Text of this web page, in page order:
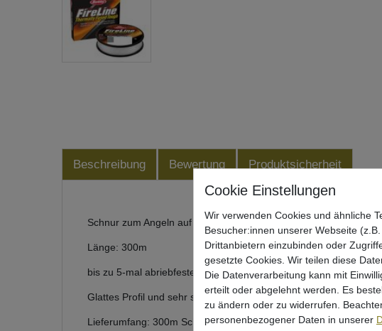
Beschreibung Bewertung Produktsicherheit
Schnur zum Angeln auf Raubfische
Länge: 300m
bis zu 5-mal abriebfester als konventionellen Geflechte
Glattes Profil und sehr sensibel
Lieferumfang: 300m Schnur in einer gewählten Variante
Wir verwenden Cookies und ähnliche
Besucher:innen unserer Webseite
Drittanbietern einzubinden oder
gesetzte Cookies. Wir teilen diese
Die Datenverarbeitung kann mit
erteilt oder abgelehnt werden. Es
zu ändern oder zu widerrufen.
personenbezogener Daten in unserer